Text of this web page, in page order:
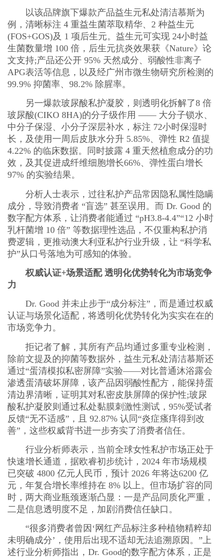
以该品牌旗下爆款产品益生元私处清洁慕斯为
例，清晰标注 4 重益生菌萃取精华、2 种益生元
(FOS+GOS)及 1 项后生元。益生元可实现 24小时益
生菌数量增 100 倍，后生元抗炎效果获《Nature》论
文支持;产品还公开 95% 天然成分、弱酸性非离子
APG表活等信息，以及经广州市微生物研究所检测的
99.9% 抑菌率、98.2% 除腥率。
另一爆款玻尿酸私护凝胶，则透明化拆解了8 倍
玻尿酸(CIKO 8HA)的分子级作用 —— 大分子锁水、
中分子保湿、小分子深层补水，标注 72小时保湿时
长，及使用一周后皮肤水分升 5.85%、弹性 R2 值提
4.22% 的临床数据。同时披露 4 重天然植愈成分的功
效，及其促进成纤维细胞增长66%、弹性蛋白增长
97% 的实验结果。
分析人士表示，过往私护产品常因隐私属性隐瞒
成分，导致消费者 “盲选” 甚至误用。而 Dr. Good 的
数字配方体系，让消费者能通过 “pH3.8-4.4”“12 小时
乳杆菌增 10 倍” 等数据理性选品，不仅重构私护消
费逻辑，更推动澳大利亚私护行业升级，让 “科学私
护”从口号落地为可感知的体验。
权威认证+场景适配 透明化优势转化为市场竞争
力
Dr. Good 并未止步于“成分标注”，而是通过权威
认证与场景化适配，将透明化优势转化为实实在在的
市场竞争力。
拒记者了解，其所有产品均通过多重专业检测，
除前文提及的抑菌等数据外，益生元私处清洁慕斯还
通过“蛋清模拟私密屏障”实验——对比普通沐浴露会
渗透蛋清破坏屏障，该产品因弱酸性配方，能保持蛋
清边界清晰，证明其对私密皮肤屏障的保护性;玻尿
酸私护凝胶则通过私处黏膜刺激性测试，95%受试者
反馈“无不适感”，且 92.87% 认同“炎症瘙痒得到改
善”，这些权威背书进一步夯实了消费者信任。
行业分析师表示，当前全球女性私护市场正处于
快速增长通道，据欧睿初步统计，2024 年市场规模
已突破 4800 亿元人民币，预计 2026 年将达6200 亿
元，年复合增长率维持在 8% 以上。但市场扩容的同
时，两大商业瓶颈逐渐凸显：一是产品同质化严重，
二是信息透明度不足，加剧消费信任缺口。
“很多消费者曾因‘网红产品标注多种植物精粹却
未明确成分’，使用后出现不适却无法追溯原因。”上
述行业分析师指出，Dr. Good的数字配方体系，正是